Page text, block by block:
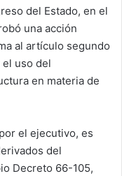
del Estado, en el
una acción
al artículo segundo
uso del
en materia de
el ejecutivo, es
del
Decreto 66-105,